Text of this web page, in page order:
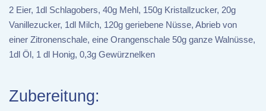
2 Eier, 1dl Schlagobers, 40g Mehl, 150g Kristallzucker, 20g
Vanillezucker, 1dl Milch, 120g geriebene Nüsse, Abrieb von
einer Zitronenschale, eine Orangenschale 50g ganze Walnüsse,
1dl Öl, 1 dl Honig, 0,3g Gewürznelken
Zubereitung: